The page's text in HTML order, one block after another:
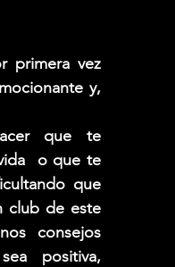
primera vez
y,
que te
o que te
que
club de este
consejos
positiva,